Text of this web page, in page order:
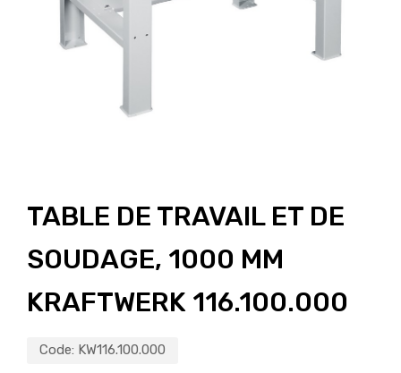
TABLE DE TRAVAIL ET DE
SOUDAGE, 1000 MM
KRAFTWERK 116.100.000
Code: KW116.100.000